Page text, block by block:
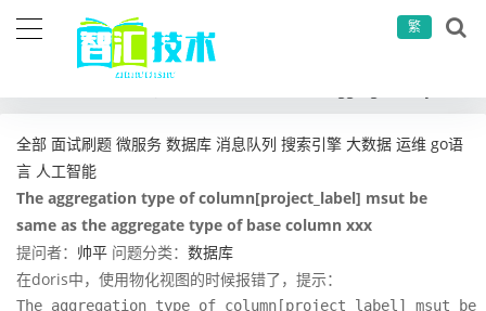
繁
全部 面试刷题 微服务 数据库 消息队列 搜索引擎 大数据 运维 go语
言 人工智能
The aggregation type of column[project_label] msut be
same as the aggregate type of base column xxx
提问者： 帅平 问题分类： 数据库
在doris中，使用物化视图的时候报错了，提示：
The aggregation type of column[project_label] msut